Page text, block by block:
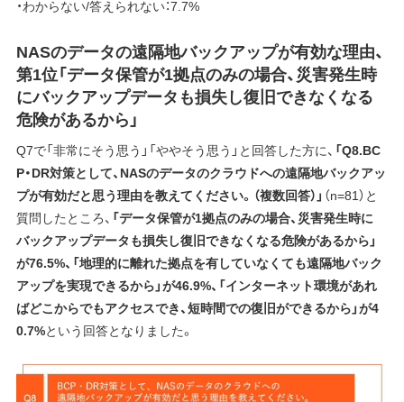
・わからない/答えられない：7.7%
NASのデータの遠隔地バックアップが有効な理由、
第1位「データ保管が1拠点のみの場合、災害発生時
にバックアップデータも損失し復旧できなくなる
危険があるから」
Q7で「非常にそう思う」「ややそう思う」と回答した方に、 「Q8.BC
P・DR対策として、NASのデータのクラウドへの遠隔地バックアッ
プが有効だと思う理由を教えてください。（複数回答）」 （n=81）と
質問したところ、 「データ保管が1拠点のみの場合、災害発生時に
バックアップデータも損失し復旧できなくなる危険があるから」
が76.5%、「地理的に離れた拠点を有していなくても遠隔地バック
アップを実現できるから」が46.9%、「インターネット環境があれ
ばどこからでもアクセスでき、短時間での復旧ができるから」が4
0.7%という回答となりました。